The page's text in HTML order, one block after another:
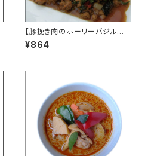
【豚挽き肉のホーリーバジル炒
め ガパオ】１人前
¥864